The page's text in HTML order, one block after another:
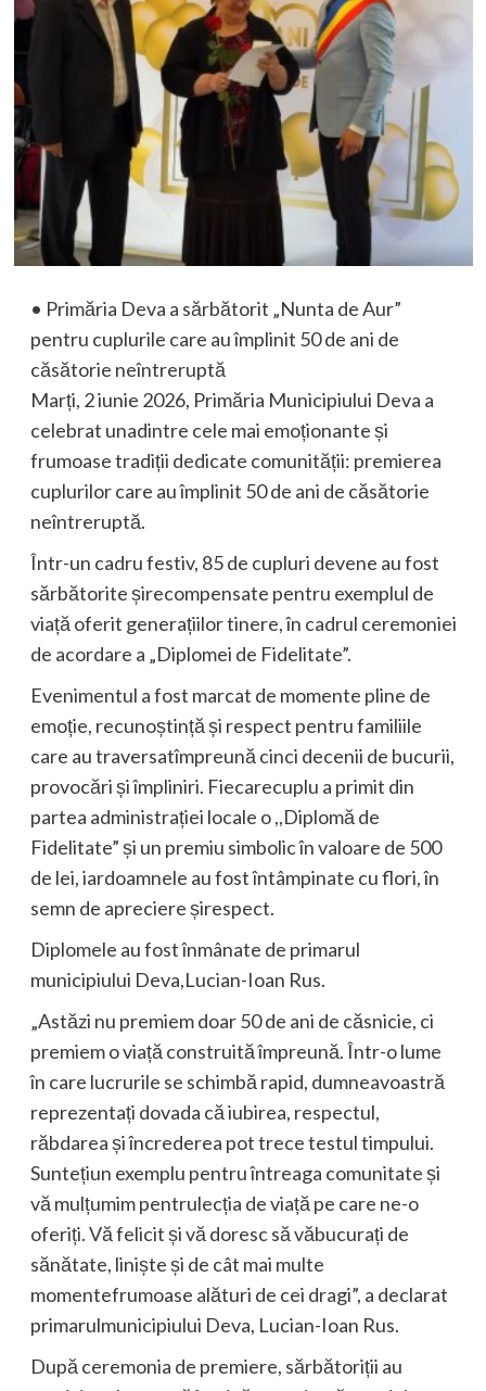
• Primăria Deva a sărbătorit „Nunta deAur”
pentru cuplurile care auîmplinit 50 de ani de
căsătorie neîntreruptă
Marți, 2iunie 2026, Primăria Municipiului Deva a
celebrat unadintre cele mai emoționanteși
frumoasetradiții dedicate comunității: premierea
cuplurilorcare auîmplinit 50 de ani de căsătorie
neîntreruptă.
Într-un cadrufestiv, 85 de cupluri devene aufost
sărbătoriteșirecompensate pentru exemplul de
viață oferit generațiilortinere,în cadrul ceremoniei
de acordare a „Diplomei de Fidelitate”.
Evenimentul afost marcat de momente pline de
emoție, recunoștințăși respect pentrufamiliile
care autraversatîmpreună cinci decenii de bucurii,
provocărișiîmpliniri. Fiecarecuplu a primit din
partea administrației locale o,,Diplomăde
Fidelitate”și un premiu simbolicînvaloare de 500
de lei,iardoamnele aufostîntâmpinate cuflori,în
semn de apreciereșirespect.
Diplomele aufostînmânate de primarul
municipiului Deva,Lucian-Ioan Rus.
„Astăzi nu premiem doar50 de ani de căsnicie, ci
premiemoviață construităîmpreună.Într-olume
în care lucrurile se schimbărapid, dumneavoastră
reprezentați dovada căiubirea, respectul,
răbdareașiîncrederea pottrecetestultimpului.
Suntețiun exemplu pentruîntreaga comunitateși
vă mulțumim pentrulecția deviață pe care ne-o
oferiți.Văfelicitșivă doresc săvăbucurați de
sănătate, linișteși de cât mai multe
momentefrumoase alături de cei dragi”, a declarat
primarulmunicipiului Deva, Lucian-Ioan Rus.
După ceremonia de premiere, sărbătoriții au